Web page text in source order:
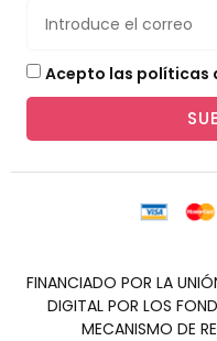
Acepto las políticas
FINANCIADO POR LA
DIGITAL POR LOS
MECANISMO DE